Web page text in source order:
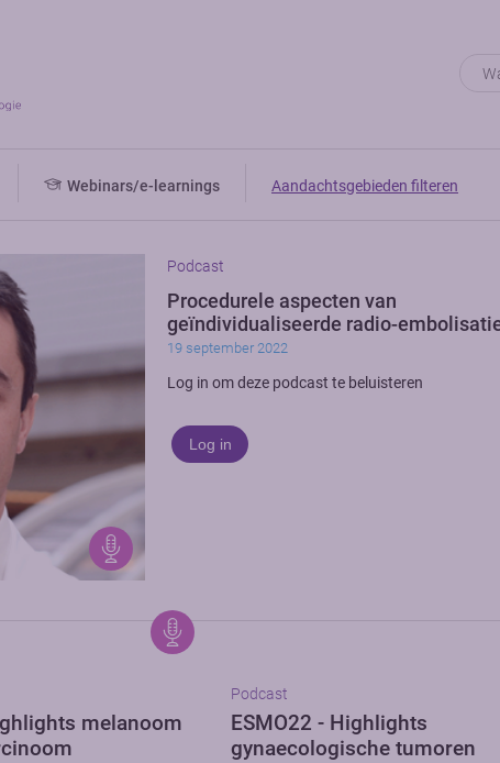
Webinars/e-learnings Aandachtsgebieden filteren
Podcast
Procedurele aspecten van
geïndividualiseerde radio-
19 september 2022
Log in om deze podcast te beluisteren
Log in
melanoom
Podcast
ESMO22 - Highlights
gynaecologische tumoren